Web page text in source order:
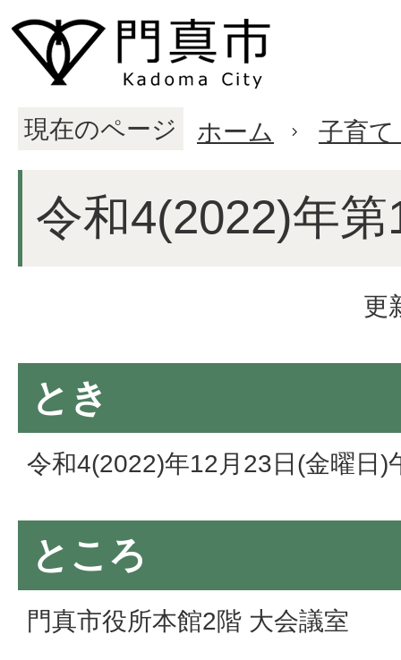
現在のページ ホーム 子育て
令和4(2022)年
更
とき
令和4(2022)年12月23日(金曜日)
ところ
門真市役所本館2階 大会議室